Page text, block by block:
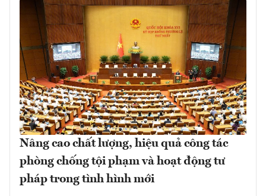
Nâng cao chất lượng, hiệu quả công tác
phòng chống tội phạm và hoạt động tư
pháp trong tình hình mới